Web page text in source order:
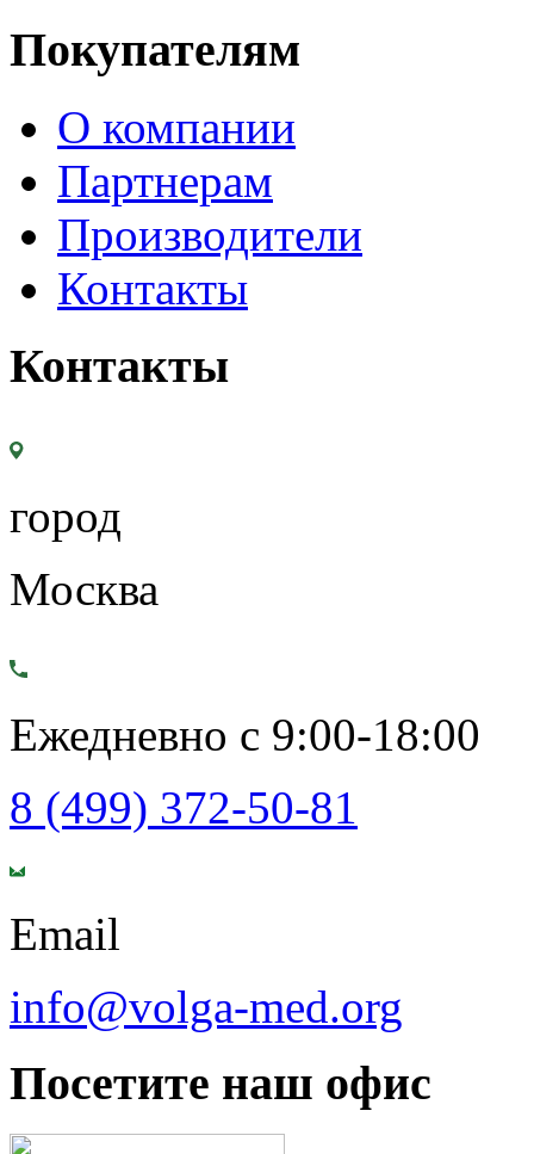
Покупателям
О компании
Партнерам
Производители
Контакты
Контакты
город
Москва
Ежедневно с 9:00-18:00
8 (499) 372-50-81
Email
info@volga-med.org
Посетите наш офис